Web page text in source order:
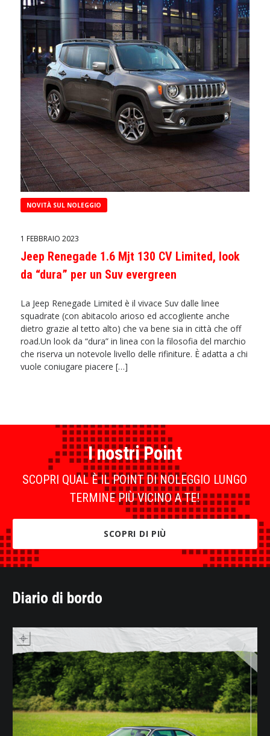
NOVITÀ SUL NOLEGGIO
1 FEBBRAIO 2023
Jeep Renegade 1.6 Mjt 130 CV Limited, look
da “dura” per un Suv evergreen
La Jeep Renegade Limited è il vivace Suv dalle linee
squadrate (con abitacolo arioso ed accogliente anche
dietro grazie al tetto alto) che va bene sia in città che off
road.Un look da “dura” in linea con la filosofia del marchio
che riserva un notevole livello delle rifiniture. È adatta a chi
vuole coniugare piacere […]
I nostri Point
SCOPRI QUAL È IL POINT DI NOLEGGIO LUNGO
TERMINE PIÙ VICINO A TE!
SCOPRI DI PIÙ
Diario di bordo